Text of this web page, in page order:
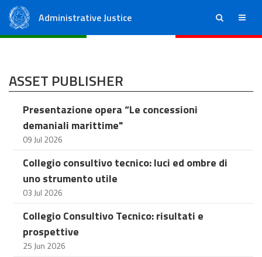
Administrative Justice ricerca menu
ASSET PUBLISHER
Presentazione opera “Le concessioni
demaniali marittime"
09 Jul 2026
Collegio consultivo tecnico: luci ed ombre di
uno strumento utile
03 Jul 2026
Collegio Consultivo Tecnico: risultati e
prospettive
25 Jun 2026